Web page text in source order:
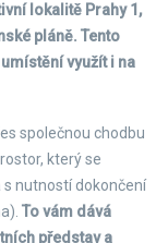
lokalitě Prahy 1,
pláně. Tento
využít i na
společnou chodbu
který se
nutností dokončení
To vám dává
představ a